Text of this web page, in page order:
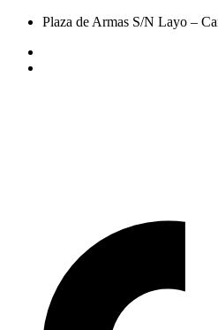
Plaza de Armas S/N Layo –